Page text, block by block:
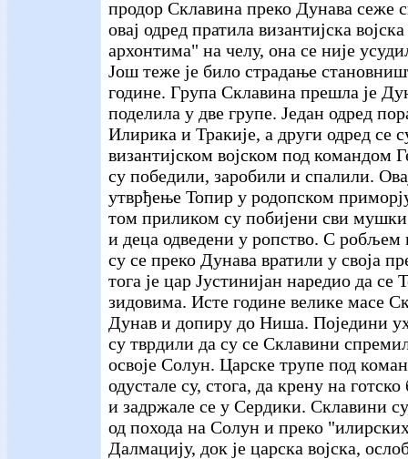
продор Склавина преко Дунава сеже
овај одред пратила византијска
архонтима" на челу, она се није
Још теже је било страдање
године. Група Склавина прешла је
поделила у две групе. Један одред
Илирика и Тракије, а други одред се
византијском војском под командом
су победили, заробили и спалили.
утврђење Топир у родопском
том приликом су побијени сви
и деца одведени у ропство. С
су се преко Дунава вратили у своја
тога је цар Јустинијан наредио да
зидовима. Исте године велике масе
Дунав и допиру до Ниша. Поједини
су тврдили да су се Склавини
освоје Солун. Царске трупе под
одустале су, стога, да крену на
и задржале се у Сердики. Склавини
од похода на Солун и преко
Далмацију, док је царска војска,